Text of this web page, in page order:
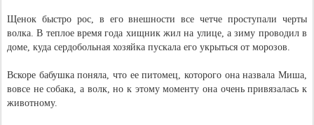
Щенок быстро рос, в его внешности все четче проступали черты
волка. В теплое время года хищник жил на улице, а зиму проводил в
доме, куда сердобольная хозяйка пускала его укрыться от морозов.
Вскоре бабушка поняла, что ее питомец, которого она назвала Миша,
вовсе не собака, а волк, но к этому моменту она очень привязалась к
животному.